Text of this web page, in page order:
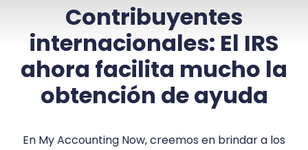
Contribuyentes
internacionales: El IRS
ahora facilita mucho la
obtención de ayuda
En My Accounting Now, creemos en brindar a los